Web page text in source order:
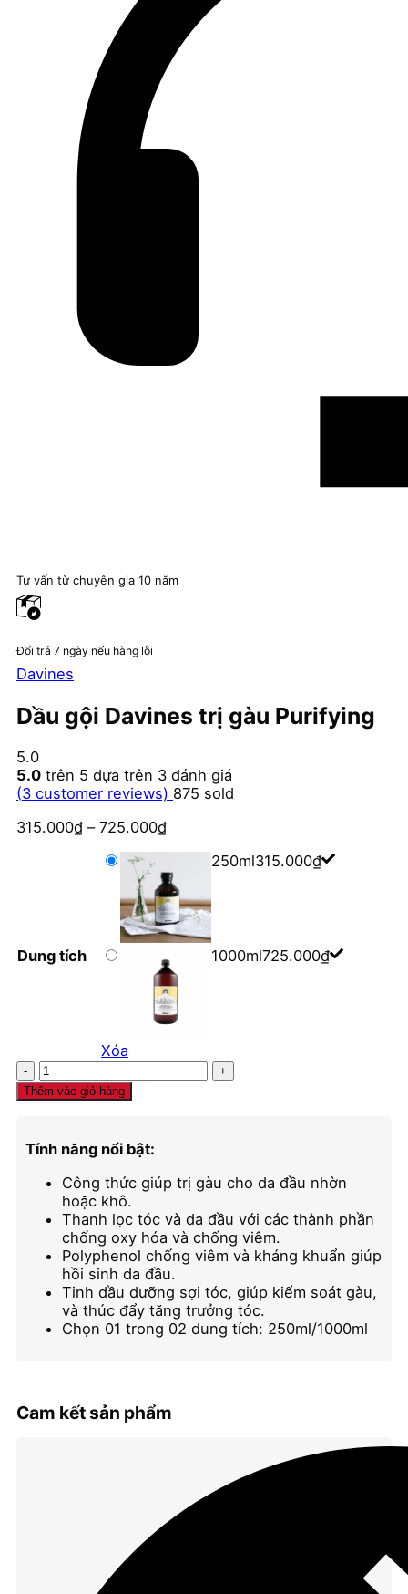
Tư vấn từ chuyên gia 10 năm
Đổi trả 7 ngày nếu hàng lỗi
Davines
Dầu gội Davines trị gàu Purifying
5.0
5.0 trên 5 dựa trên 3 đánh giá
(3 customer reviews) 875 sold
315.000₫ – 725.000₫
Dung tích
250ml315.000₫
1000ml725.000₫
Xóa
Dầu
gội
Davines
gàu
Purifying
số
lượng
Thêm vào giỏ hàng
Tính năng nổi bật:
Công thức giúp trị gàu cho da đầu nhờn
hoặc khô.
Thanh lọc tóc và da đầu với các thành phần
chống oxy hóa và chống viêm.
Polyphenol chống viêm và kháng khuẩn giúp
hồi sinh da đầu.
Tinh dầu dưỡng sợi tóc, giúp kiểm soát gàu,
và thúc đẩy tăng trưởng tóc.
Chọn 01 trong 02 dung tích: 250ml/1000ml
Cam kết sản phẩm